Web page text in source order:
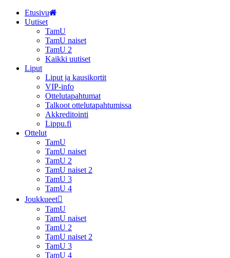
Etusivu
Uutiset
TamU
TamU naiset
TamU 2
Kaikki uutiset
Liput
Liput ja kausikortit
VIP-info
Ottelutapahtumat
Talkoot ottelutapahtumissa
Akkreditointi
Lippu.fi
Ottelut
TamU
TamU naiset
TamU 2
TamU naiset 2
TamU 3
TamU 4
Joukkueet
TamU
TamU naiset
TamU 2
TamU naiset 2
TamU 3
TamU 4